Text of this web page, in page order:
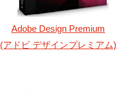
Adobe Design Premium
(アドビ デザインプレミアム)